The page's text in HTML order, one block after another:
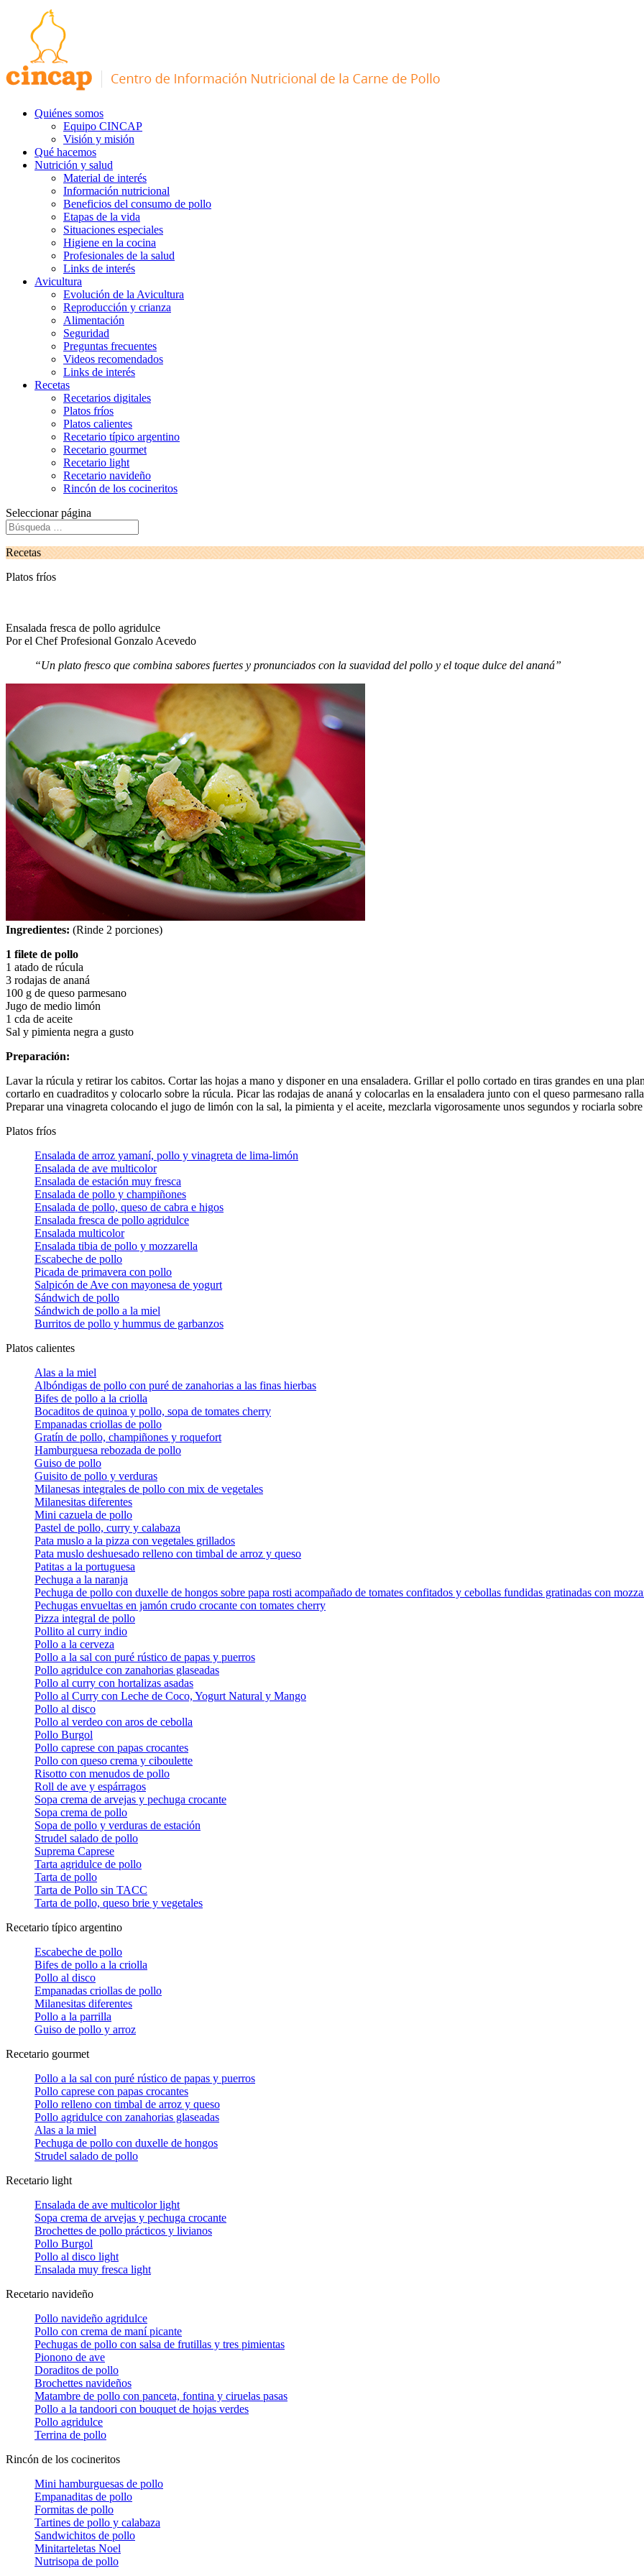
Quiénes somos
Equipo CINCAP
Visión y misión
Qué hacemos
Nutrición y salud
Material de interés
Información nutricional
Beneficios del consumo de pollo
Etapas de la vida
Situaciones especiales
Higiene en la cocina
Profesionales de la salud
Links de interés
Avicultura
Evolución de la Avicultura
Reproducción y crianza
Alimentación
Seguridad
Preguntas frecuentes
Videos recomendados
Links de interés
Recetas
Recetarios digitales
Platos fríos
Platos calientes
Recetario típico argentino
Recetario gourmet
Recetario light
Recetario navideño
Rincón de los cocineritos
Seleccionar página
Recetas
Platos fríos
Ensalada fresca de pollo agridulce
Por el Chef Profesional Gonzalo Acevedo
“Un plato fresco que combina sabores fuertes y pronunciados con la suavidad del pollo y el toque dulce del ananá”
Ingredientes: (Rinde 2 porciones)
1 filete de pollo
1 atado de rúcula
3 rodajas de ananá
100 g de queso parmesano
Jugo de medio limón
1 cda de aceite
Sal y pimienta negra a gusto
Preparación:
Lavar la rúcula y retirar los cabitos. Cortar las hojas a mano y disponer en una ensaladera. Grillar el pollo cortado en tiras grandes en una
cortarlo en cuadraditos y colocarlo sobre la rúcula. Picar las rodajas de ananá y colocarlas en la ensaladera junto con el queso parmesano
Preparar una vinagreta colocando el jugo de limón con la sal, la pimienta y el aceite, mezclarla vigorosamente unos segundos y rociarla
Platos fríos
Ensalada de arroz yamaní, pollo y vinagreta de lima-limón
Ensalada de ave multicolor
Ensalada de estación muy fresca
Ensalada de pollo y champiñones
Ensalada de pollo, queso de cabra e higos
Ensalada fresca de pollo agridulce
Ensalada multicolor
Ensalada tibia de pollo y mozzarella
Escabeche de pollo
Picada de primavera con pollo
Salpicón de Ave con mayonesa de yogurt
Sándwich de pollo
Sándwich de pollo a la miel
Burritos de pollo y hummus de garbanzos
Platos calientes
Alas a la miel
Albóndigas de pollo con puré de zanahorias a las finas hierbas
Bifes de pollo a la criolla
Bocaditos de quinoa y pollo, sopa de tomates cherry
Empanadas criollas de pollo
Gratín de pollo, champiñones y roquefort
Hamburguesa rebozada de pollo
Guiso de pollo
Guisito de pollo y verduras
Milanesas integrales de pollo con mix de vegetales
Milanesitas diferentes
Mini cazuela de pollo
Pastel de pollo, curry y calabaza
Pata muslo a la pizza con vegetales grillados
Pata muslo deshuesado relleno con timbal de arroz y queso
Patitas a la portuguesa
Pechuga a la naranja
Pechuga de pollo con duxelle de hongos sobre papa rosti acompañado de tomates confitados y cebollas fundidas gratinadas con
Pechugas envueltas en jamón crudo crocante con tomates cherry
Pizza integral de pollo
Pollito al curry indio
Pollo a la cerveza
Pollo a la sal con puré rústico de papas y puerros
Pollo agridulce con zanahorias glaseadas
Pollo al curry con hortalizas asadas
Pollo al Curry con Leche de Coco, Yogurt Natural y Mango
Pollo al disco
Pollo al verdeo con aros de cebolla
Pollo Burgol
Pollo caprese con papas crocantes
Pollo con queso crema y ciboulette
Risotto con menudos de pollo
Roll de ave y espárragos
Sopa crema de arvejas y pechuga crocante
Sopa crema de pollo
Sopa de pollo y verduras de estación
Strudel salado de pollo
Suprema Caprese
Tarta agridulce de pollo
Tarta de pollo
Tarta de Pollo sin TACC
Tarta de pollo, queso brie y vegetales
Recetario típico argentino
Escabeche de pollo
Bifes de pollo a la criolla
Pollo al disco
Empanadas criollas de pollo
Milanesitas diferentes
Pollo a la parrilla
Guiso de pollo y arroz
Recetario gourmet
Pollo a la sal con puré rústico de papas y puerros
Pollo caprese con papas crocantes
Pollo relleno con timbal de arroz y queso
Pollo agridulce con zanahorias glaseadas
Alas a la miel
Pechuga de pollo con duxelle de hongos
Strudel salado de pollo
Recetario light
Ensalada de ave multicolor light
Sopa crema de arvejas y pechuga crocante
Brochettes de pollo prácticos y livianos
Pollo Burgol
Pollo al disco light
Ensalada muy fresca light
Recetario navideño
Pollo navideño agridulce
Pollo con crema de maní picante
Pechugas de pollo con salsa de frutillas y tres pimientas
Pionono de ave
Doraditos de pollo
Brochettes navideños
Matambre de pollo con panceta, fontina y ciruelas pasas
Pollo a la tandoori con bouquet de hojas verdes
Pollo agridulce
Terrina de pollo
Rincón de los cocineritos
Mini hamburguesas de pollo
Empanaditas de pollo
Formitas de pollo
Tartines de pollo y calabaza
Sandwichitos de pollo
Minitarteletas Noel
Nutrisopa de pollo